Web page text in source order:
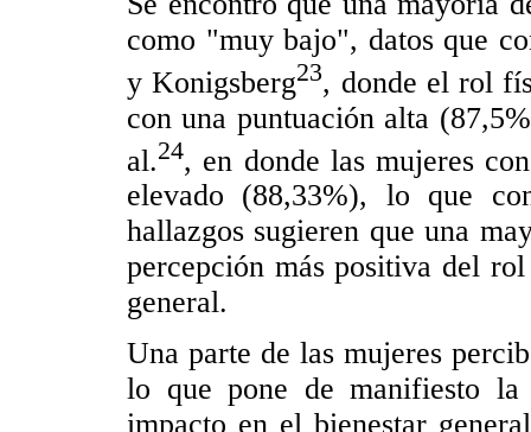
como "muy bajo", datos que
y Konigsberg23, donde el rol
con una puntuación alta
al.24, en donde las mujeres
elevado (88,33%), lo que
hallazgos sugieren que una
percepción más positiva del
general.
Una parte de las mujeres
lo que pone de manifiesto la
impacto en el bienestar